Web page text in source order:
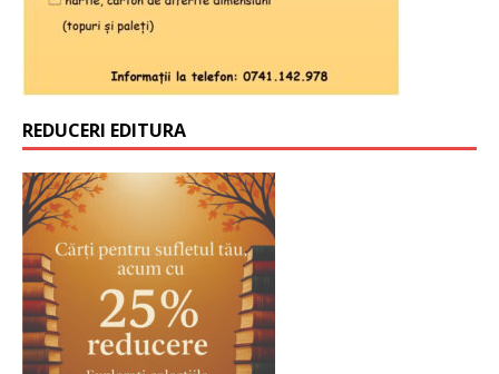
REDUCERI EDITURA